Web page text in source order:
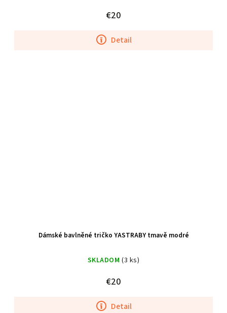
€20
Detail
Dámské bavlněné tričko YASTRABY tmavě modré
SKLADOM (3 ks)
€20
Detail